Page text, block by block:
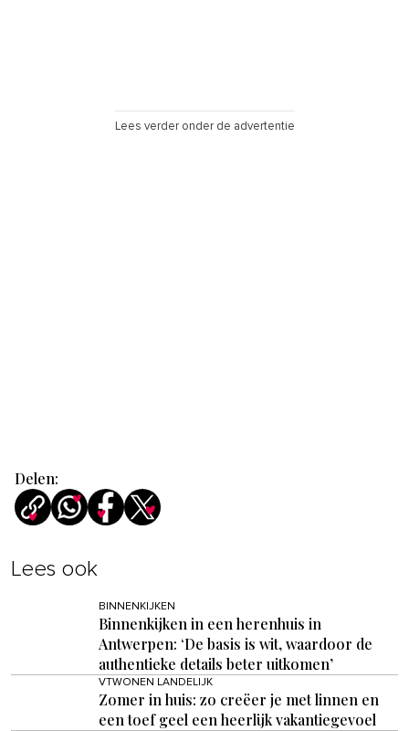
Lees verder onder de advertentie
Delen:
Lees ook
BINNENKIJKEN
Binnenkijken in een herenhuis in
Antwerpen: ‘De basis is wit, waardoor de
authentieke details beter uitkomen’
VTWONEN LANDELIJK
Zomer in huis: zo creëer je met linnen en
een toef geel een heerlijk vakantiegevoel